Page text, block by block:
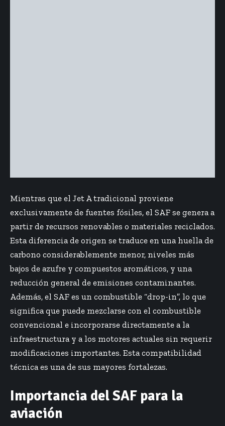
Mientras que el Jet A tradicional proviene
exclusivamente de fuentes fósiles, el SAF se genera a
partir de recursos renovables o materiales reciclados.
Esta diferencia de origen se traduce en una huella de
carbono considerablemente menor, niveles más
bajos de azufre y compuestos aromáticos, y una
reducción general de emisiones contaminantes.
Además, el SAF es un combustible “drop-in”, lo que
significa que puede mezclarse con el combustible
convencional e incorporarse directamente a la
infraestructura y a los motores actuales sin requerir
modificaciones importantes. Esta compatibilidad
técnica es una de sus mayores fortalezas.
Importancia del SAF para la
aviación